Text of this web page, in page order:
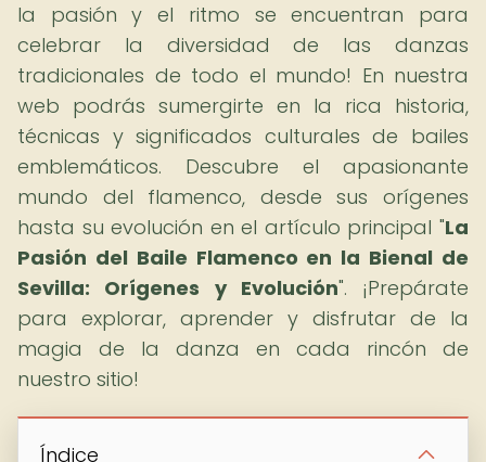
la pasión y el ritmo se encuentran para
celebrar la diversidad de las danzas
tradicionales de todo el mundo! En nuestra
web podrás sumergirte en la rica historia,
técnicas y significados culturales de bailes
emblemáticos. Descubre el apasionante
mundo del flamenco, desde sus orígenes
hasta su evolución en el artículo principal "La
Pasión del Baile Flamenco en la Bienal de
Sevilla: Orígenes y Evolución". ¡Prepárate
para explorar, aprender y disfrutar de la
magia de la danza en cada rincón de
nuestro sitio!
Índice